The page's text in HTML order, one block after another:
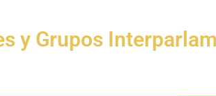
y Grupos